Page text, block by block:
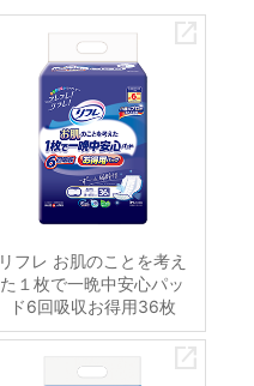
リフレ お肌のことを考え
た１枚で一晩中安心パッ
ド6回吸収お得用36枚